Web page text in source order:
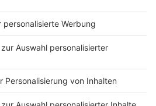
News & Updates: